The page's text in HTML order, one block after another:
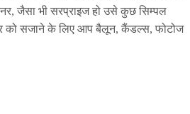
जैसा भी सरप्राइज हो उसे कुछ सिम्पल
को सजाने के लिए आप बैलून, कैंडल्स, फोटोज